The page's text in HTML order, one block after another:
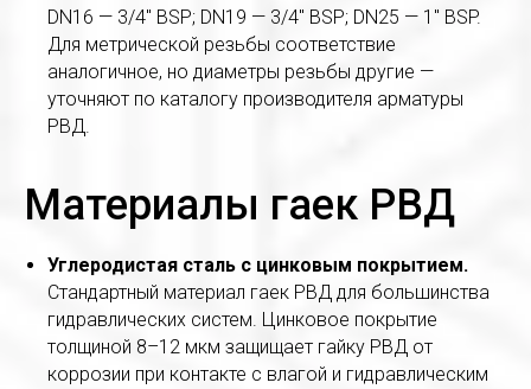
DN16 — 3/4" BSP; DN19 — 3/4" BSP; DN25 — 1" BSP.
Для метрической резьбы соответствие
аналогичное, но диаметры резьбы другие —
уточняют по каталогу производителя арматуры
РВД.
Материалы гаек РВД
Углеродистая сталь с цинковым покрытием.
Стандартный материал гаек РВД для большинства
гидравлических систем. Цинковое покрытие
толщиной 8–12 мкм защищает гайку РВД от
коррозии при контакте с влагой и гидравлическим